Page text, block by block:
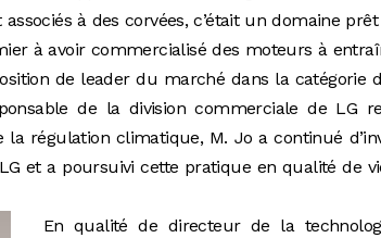
à des corvées, c’était un domaine
à avoir commercialisé des moteurs à
de leader du marché dans la catégorie
de la division commerciale de LG
la régulation climatique, M. Jo a continué
et a poursuivi cette pratique en qualité de
En qualité de directeur de la